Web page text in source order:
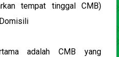
tempat tinggal CMB)
adalah CMB yang